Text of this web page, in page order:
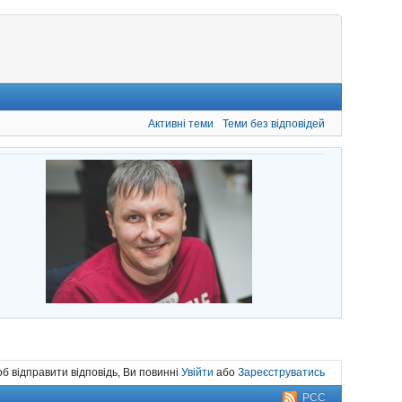
Активні теми Теми без відповідей
відправити відповідь, Ви повинні Увійти або Зареєструватись
РСС